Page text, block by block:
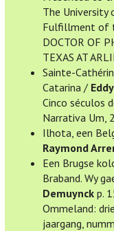
The University
Fulfillment of
DOCTOR OF
TEXAS AT
Sainte-
Catarina /
Cinco séculos
Narrativa Um,
Ilhota, een
Raymond
Een Brugse
Braband. Wy
Demuynck p.
Ommeland:
jaargang,